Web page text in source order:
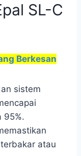
SL-C
Berkesan
sistem
95%.
atau